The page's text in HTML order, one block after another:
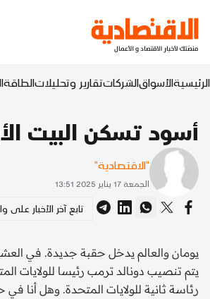
الرئيسيةالأسواقالشركاتتقارير وتحليلاتالطاقة
أسود تسكن البيت
"الاقتصادية"
الجمعة 17 يناير 2025 13:51
تابع آخر الأخبار على
يومان والعالم يدخل حقبة جديدة. في
يتم تنصيب دونالد ترمب رئيسا للولايات
رئاسة ثانية للولايات المتحدة. وهل أنا